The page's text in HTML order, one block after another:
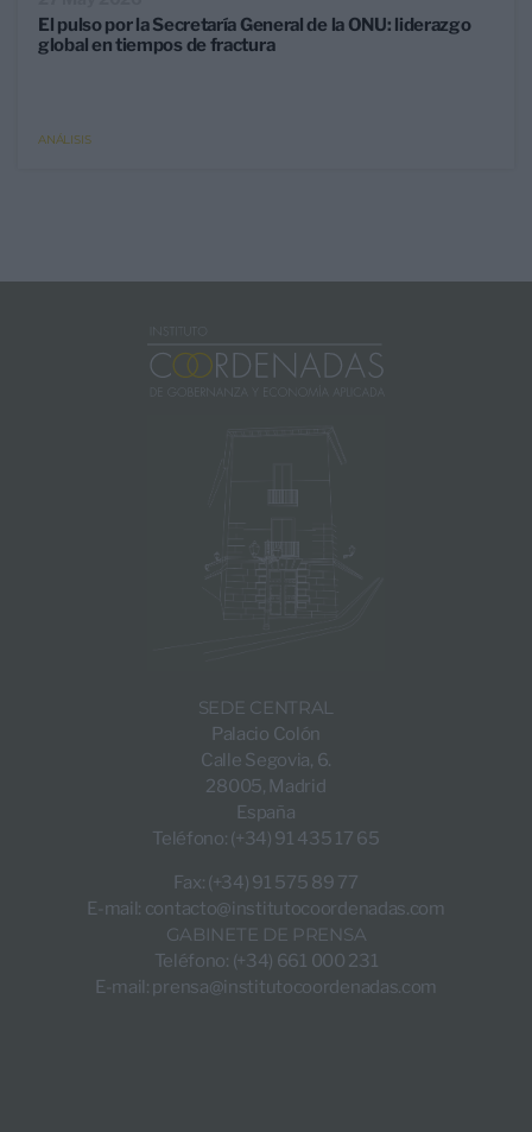
El pulso por la Secretaría General de la ONU: liderazgo
global en tiempos de fractura
ANÁLISIS
SEDE CENTRAL
Palacio Colón
Calle Segovia, 6.
28005, Madrid
España
Teléfono: (+34) 91 435 17 65
Fax: (+34) 91 575 89 77
E-mail: contacto@institutocoordenadas.com
GABINETE DE PRENSA
Teléfono: (+34) 661 000 231
E-mail: prensa@institutocoordenadas.com